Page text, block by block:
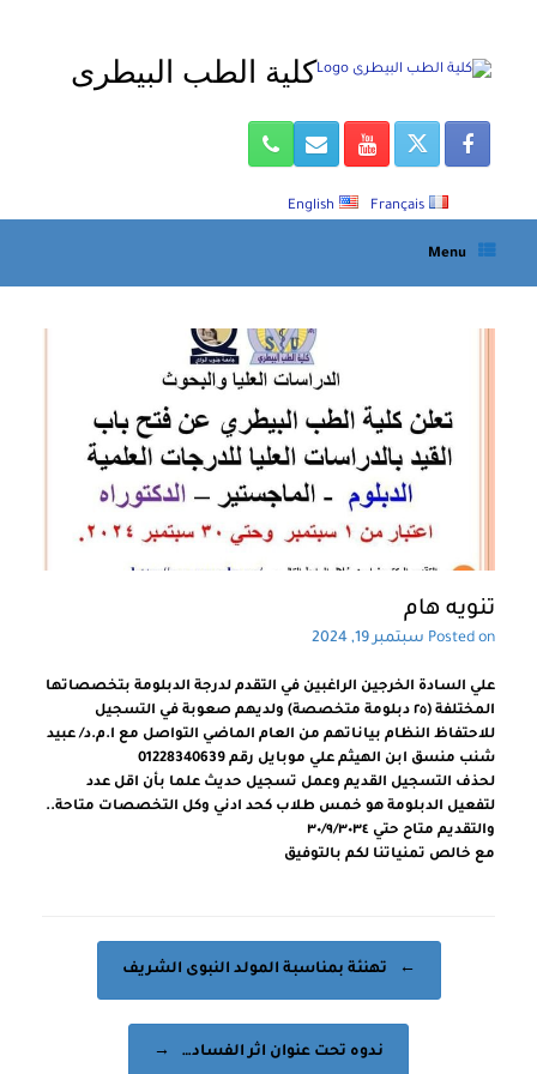
كلية الطب البيطرى
English Français
Menu
تنويه هام
Posted on سبتمبر 19, 2024
علي السادة الخرجين الراغبين في التقدم لدرجة الدبلومة بتخصصاتها
المختلفة (٢٥ دبلومة متخصصة) ولديهم صعوبة في التسجيل
للاحتفاظ النظام بياناتهم من العام الماضي التواصل مع ا.م.د/ عبيد
شنب منسق ابن الهيثم علي موبايل رقم 01228340639
لحذف التسجيل القديم وعمل تسجيل حديث علما بأن اقل عدد
لتفعيل الدبلومة هو خمس طلاب كحد ادني وكل التخصصات متاحة..
والتقديم متاح حتي ٣٠/٩/٣٠٣٤
مع خالص تمنياتنا لكم بالتوفيق
← تهنئة بمناسبة المولد النبوى الشريف
ندوه تحت عنوان اثر الفساد… →